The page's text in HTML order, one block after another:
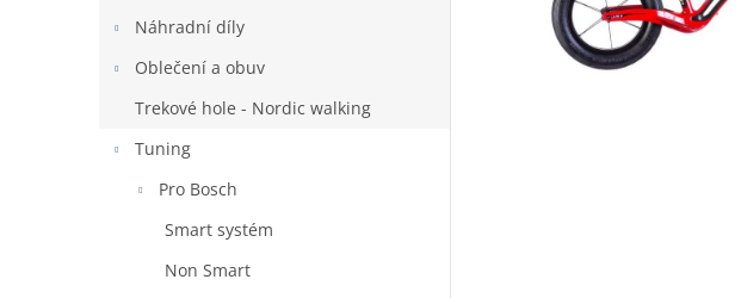
Náhradní díly
Oblečení a obuv
Trekové hole - Nordic walking
Tuning
Pro Bosch
Smart systém
Non Smart